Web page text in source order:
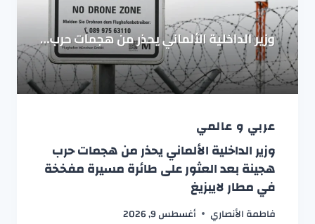
عربي و عالمي
وزير الداخلية الألماني يحذر من هجمات حرب
هجينة بعد العثور على طائرة مسيرة مفخخة
في مطار لايبزيغ
فاطمة الأنصاري أغسطس 9, 2026